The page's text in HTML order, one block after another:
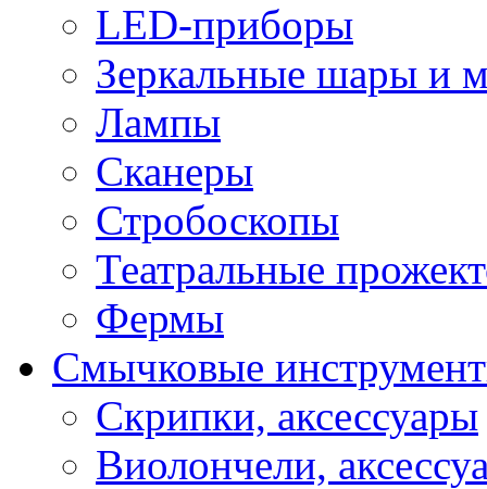
LED-приборы
Зеркальные шары и
Лампы
Сканеры
Стробоскопы
Театральные
Фермы
Смычковые
Скрипки, аксессуары
Виолончели,